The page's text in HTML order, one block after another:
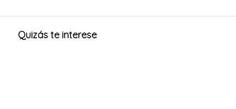
Quizás te interese